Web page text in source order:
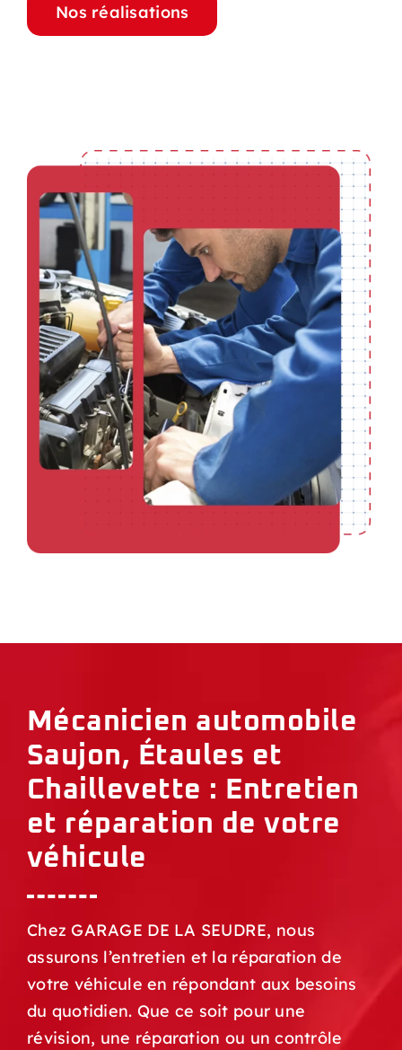
Nos réalisations
Mécanicien automobile
Saujon, Étaules et
Chaillevette : Entretien
et réparation de votre
véhicule
Chez GARAGE DE LA SEUDRE, nous
assurons l’entretien et la réparation de
votre véhicule en répondant aux besoins
du quotidien. Que ce soit pour une
révision, une réparation ou un contrôle